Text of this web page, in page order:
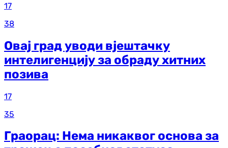
17
38
Овај град уводи вјештачку
интелигенцију за обраду хитних
позива
17
35
Граорац: Нема никаквог основа за